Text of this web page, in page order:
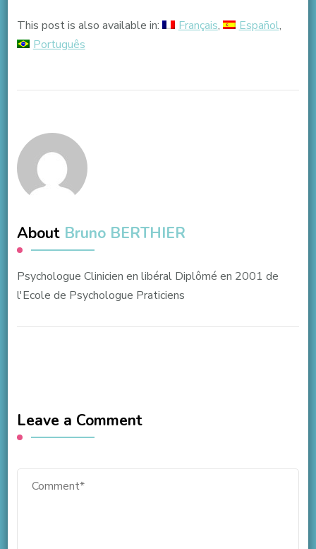
This post is also available in: Français
Español
Português
About Bruno BERTHIER
Psychologue Clinicien en libéral Diplômé en 2001 de
l'Ecole de Psychologue Praticiens
Leave a Comment